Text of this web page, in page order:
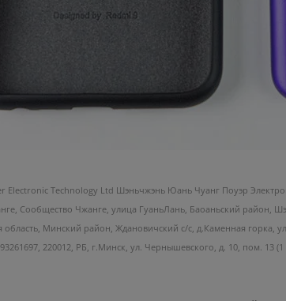
Electronic Technology Ltd Шэньчжэнь Юань Чуанг Поуэр
Сообщество Чжанге, улица ГуаньЛань, Баоаньский район,
Минский район, Ждановичский с/с, д.Каменная горка,
220012, РБ, г.Минск, ул. Чернышевского, д. 10, пом. 13 (1